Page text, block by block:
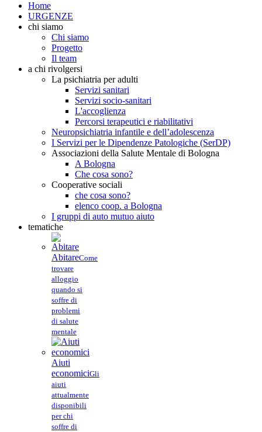
Home
URGENZE
chi siamo
Chi siamo
Progetto
Il team
a chi rivolgersi
La psichiatria per adulti
Servizi sanitari
Servizi socio-sanitari
L'accoglienza
Percorsi terapeutici e riabilitativi
Neuropsichiatria infantile e dell’adolescenza
I Servizi per le Dipendenze Patologiche (SerDP)
Associazioni della Salute Mentale di Bologna
A Bologna
Che cosa sono?
Cooperative sociali
che cosa sono?
elenco coop. a Bologna
I gruppi di auto mutuo aiuto
tematiche
AbitareCome
trovare
alloggio
quando si
soffre di
problemi
di salute
mentale
Aiuti
economiciGli
aiuti
attualmente
disponibili
per chi
soffre di